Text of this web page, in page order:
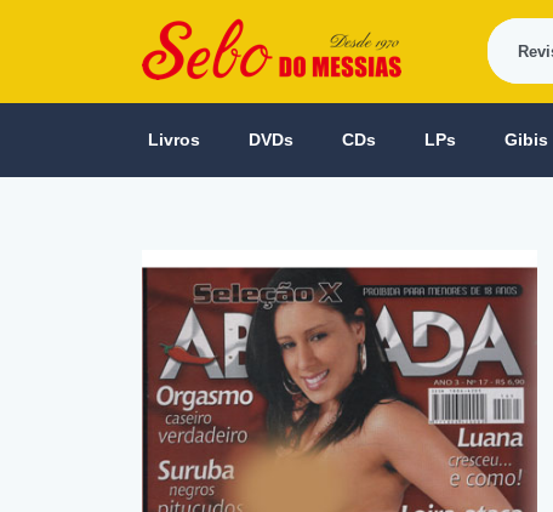
Livros DVDs CDs LPs Gibis